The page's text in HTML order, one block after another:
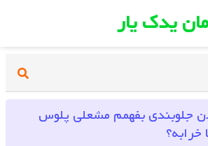
یدک یار
جلو‌بندی بفهمم مشعلی پلوس
خرابه؟